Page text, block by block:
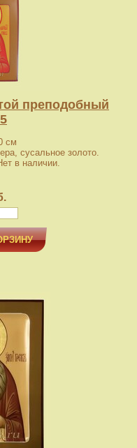
преподобный
см
сусальное золото.
в наличии.